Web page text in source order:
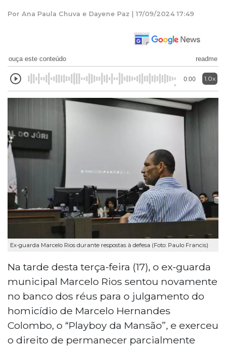
Por Ana Paula Chuva e Dayene Paz | 17/09/2024 17:49
ouça este conteúdo readme
0:00 1.0x
Ex-guarda Marcelo Rios durante respostas à defesa (Foto: Paulo Francis)
Na tarde desta terça-feira (17), o ex-guarda
municipal Marcelo Rios sentou novamente
no banco dos réus para o julgamento do
homicídio de Marcelo Hernandes
Colombo, o “Playboy da Mansão”, e exerceu
o direito de permanecer parcialmente